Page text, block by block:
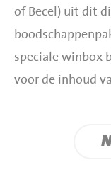
of Becel) uit dit
speciale winbox
voor de inhoud